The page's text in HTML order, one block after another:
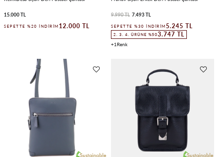
15.000 TL
SEPETTE %20 İNDIRIM 12.000 TL
7.493 TL
9.990 TL
SEPETTE %30 İNDIRIM 5.245 TL
2. 3. 4. ÜRÜNE %503.747 TL
1